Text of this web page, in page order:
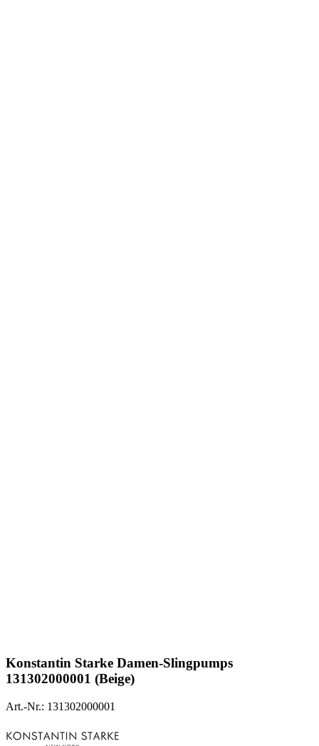
Konstantin Starke Damen-Slingpumps
131302000001 (Beige)
Art.-Nr.: 131302000001